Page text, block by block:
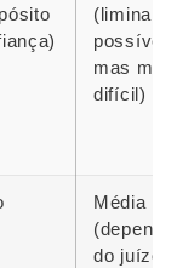
(liminar
possível
mas
difícil)
Média
(depende
do juízo)